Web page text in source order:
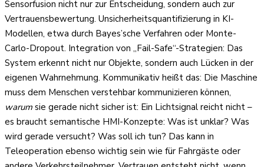
Sensorfusion nicht nur zur Entscheidung, sondern auch zur
Vertrauensbewertung. Unsicherheitsquantifizierung in KI-
Modellen, etwa durch Bayes’sche Verfahren oder Monte-
Carlo-Dropout. Integration von „Fail-Safe“-Strategien: Das
System erkennt nicht nur Objekte, sondern auch Lücken in der
eigenen Wahrnehmung. Kommunikativ heißt das: Die Maschine
muss dem Menschen verstehbar kommunizieren können,
warum sie gerade nicht sicher ist: Ein Lichtsignal reicht nicht –
es braucht semantische HMI-Konzepte: Was ist unklar? Was
wird gerade versucht? Was soll ich tun? Das kann in
Teleoperation ebenso wichtig sein wie für Fahrgäste oder